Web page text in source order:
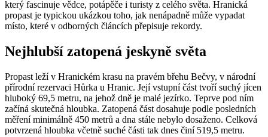
který fascinuje vědce, potápěče i turisty z celého světa. Hranická
propast je typickou ukázkou toho, jak nenápadně může vypadat
místo, které v odborných článcích přepisuje rekordy.
Nejhlubší zatopená jeskyně světa
Propast leží v Hranickém krasu na pravém břehu Bečvy, v národní
přírodní rezervaci Hůrka u Hranic. Její vstupní část tvoří suchý jícen
hluboký 69,5 metru, na jehož dně je malé jezírko. Teprve pod ním
začíná skutečná hloubka. Zatopená část dosahuje podle posledních
měření minimálně 450 metrů a dna stále nebylo dosaženo. Celková
potvrzená hloubka včetně suché části tak dnes činí 519,5 metru.